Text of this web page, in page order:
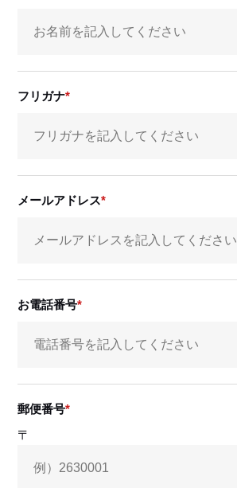
フリガナ
メールアドレス
お電話番号
郵便番号
〒